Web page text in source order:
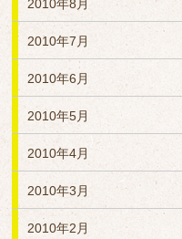
2010年8月
2010年7月
2010年6月
2010年5月
2010年4月
2010年3月
2010年2月